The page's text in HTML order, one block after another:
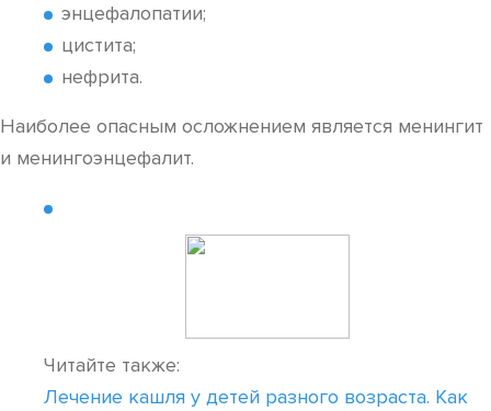
энцефалопатии;
цистита;
нефрита.
Наиболее опасным осложнением является менингит
и менингоэнцефалит.
Читайте также:
Лечение кашля у детей разного возраста. Как